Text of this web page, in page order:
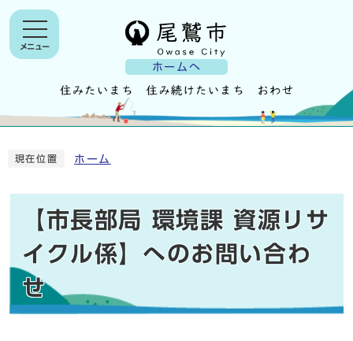
ホームへ
メニュー
現在位置 ホーム
【市長部局 環境課 資源リサ
イクル係】へのお問い合わ
せ